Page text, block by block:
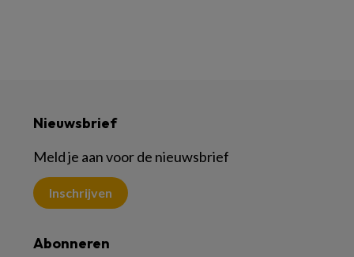
Nieuwsbrief
Meld je aan voor de nieuwsbrief
Inschrijven
Abonneren